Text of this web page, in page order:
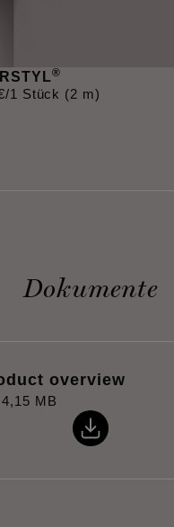
®
/1 Stück (2 m)
Dokumente
overview
4,15 MB